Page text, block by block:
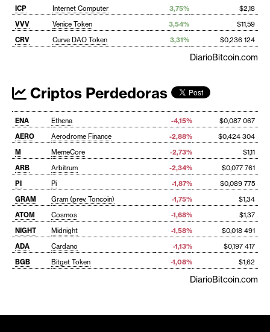
ICP
Internet Computer 3,75%
$2,18
VVV
Venice Token 3,54%
$11,59
CRV
Curve DAO Token 3,31% $0,236 124
DiarioBitcoin.com
Criptos Perdedoras
ENA Ethena -4,15%
$0,087 067
AERO
Aerodrome Finance -2,88%
$0,424 304
M
MemeCore -2,73%
$1,11
ARB
Arbitrum -2,34%
$0,077 761
PI
Pi -1,87%
$0,089 775
GRAM
Gram (prev. Toncoin) -1,75%
$1,34
ATOM
Cosmos -1,68%
$1,37
NIGHT
Midnight -1,58%
$0,018 491
ADA
Cardano -1,13%
$0,197 417
BGB
Bitget Token -1,08% $1,62
DiarioBitcoin.com